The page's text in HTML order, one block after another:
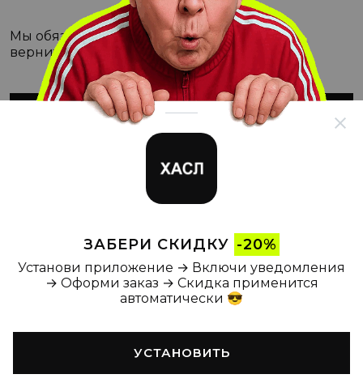
ЗАБЕРИ СКИДКУ -20%
Установи приложение → Включи уведомления
→ Оформи заказ → Скидка применится
автоматически 😎
УСТАНОВИТЬ
Мы обязательно с этим разберёмся, а пока
вернитесь на Главную
ВЕРНУТЬСЯ НА ГЛАВНУЮ
Главная Каталог Корзина Новости Профиль